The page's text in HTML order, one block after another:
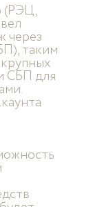
(РЭЦ,
через
таким
СБП для